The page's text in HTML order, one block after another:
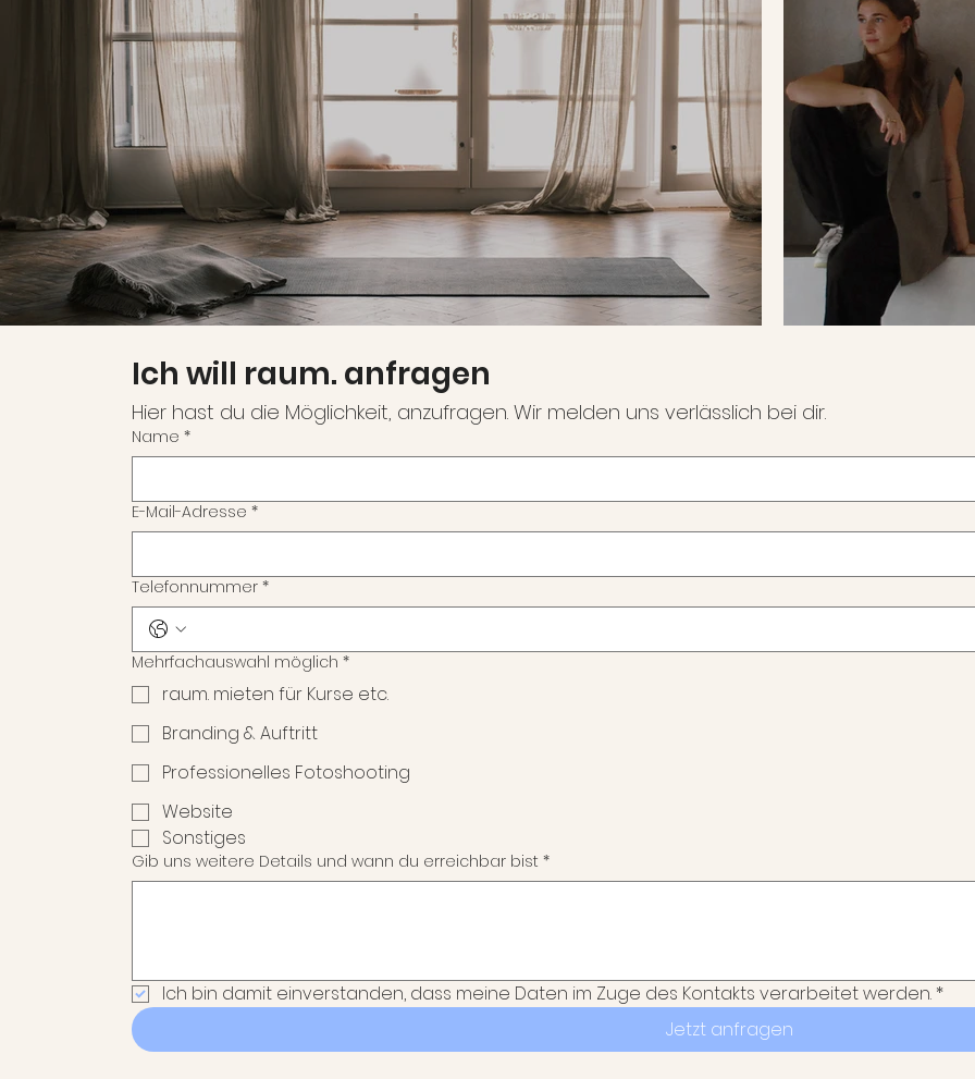
raum. kooperation
Ich will raum. anfragen
Hier hast du die Möglichkeit, anzufragen. Wir melden uns verlässlich bei dir.
Name *
E-Mail-Adresse *
Telefonnummer *
Mehrfachauswahl möglich *
raum. mieten für Kurse etc.
Branding & Auftritt
Professionelles Fotoshooting
Website
Sonstiges
Gib uns weitere Details und wann du erreichbar bist *
Ich bin damit einverstanden, dass meine Daten im Zuge des Kontakts verarbeitet werden. *
Jetzt anfragen